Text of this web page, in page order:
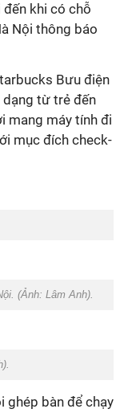
khi có chỗ
Nội thông báo
Bưu điện
dạng từ trẻ đến
mang máy tính đi
mục đích check-
(Ảnh: Lâm Anh).
ghép bàn để chạy